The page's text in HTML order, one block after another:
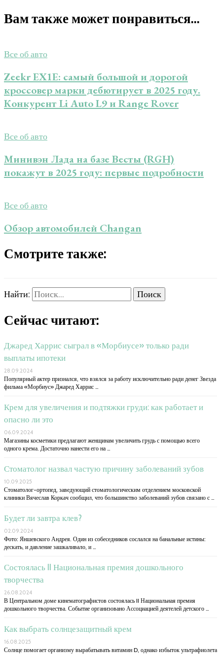
Вам также может понравиться...
Все об авто
Zeekr EX1E: самый большой и дорогой
кроссовер марки дебютирует в 2025 году.
Конкурент Li Auto L9 и Range Rover
Все об авто
Минивэн Лада на базе Весты (RGH)
покажут в 2025 году: первые подробности
Все об авто
Обзор автомобилей Changan
Смотрите также:
Найти:
Сейчас читают:
Джаред Харрис сыграл в «Морбиусе» только ради
выплаты ипотеки
28.09.2024
Популярный актер признался, что взялся за работу исключительно ради денег Звезда
фильма «Морбиус» Джаред Харрис …
Крем для увеличения и подтяжки груди: как работает и
опасно ли это
06.09.2024
Магазины косметики предлагают женщинам увеличить грудь с помощью всего
одного крема. Достаточно нанести его на …
Стоматолог назвал частую причину заболеваний зубов
10.09.2025
Стоматолог-ортопед, заведующий стоматологическим отделением московской
клиники Вячеслав Коркач сообщил, что большинство заболеваний зубов связано с …
Будет ли завтра клев?
02.09.2024
Фото: Яншевского Андрея. Один из собеседников сослался на банальные истины:
дескать, и давление зашкаливало, и …
Состоялась II Национальная премия дошкольного
творчества
26.08.2024
В Центральном доме кинематографистов состоялась II Национальная премия
дошкольного творчества. Событие организовано Ассоциацией деятелей детского …
Как выбрать солнцезащитный крем
16.08.2025
Солнце помогает организму вырабатывать витамин D, однако избыток ультрафиолета